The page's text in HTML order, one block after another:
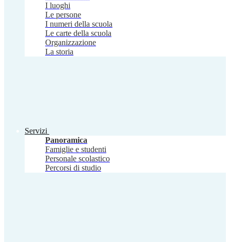
I luoghi
Le persone
I numeri della scuola
Le carte della scuola
Organizzazione
La storia
Servizi
Panoramica
Famiglie e studenti
Personale scolastico
Percorsi di studio